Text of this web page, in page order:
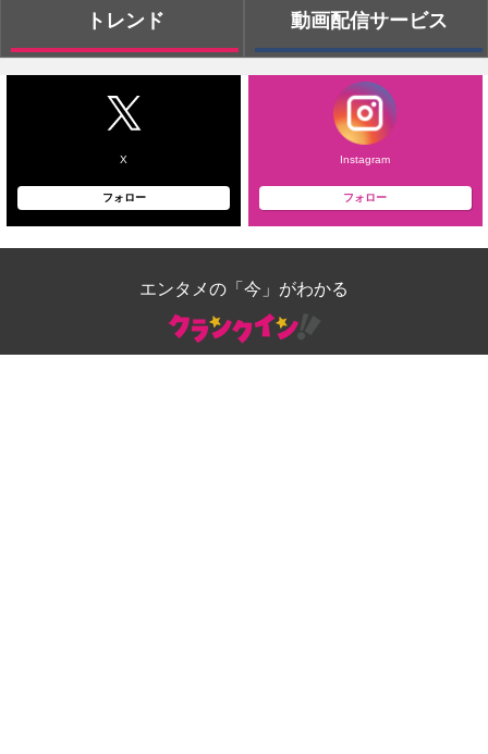
トレンド 動画配信サービス
X
フォロー
Instagram
フォロー
エンタメの「今」がわかる